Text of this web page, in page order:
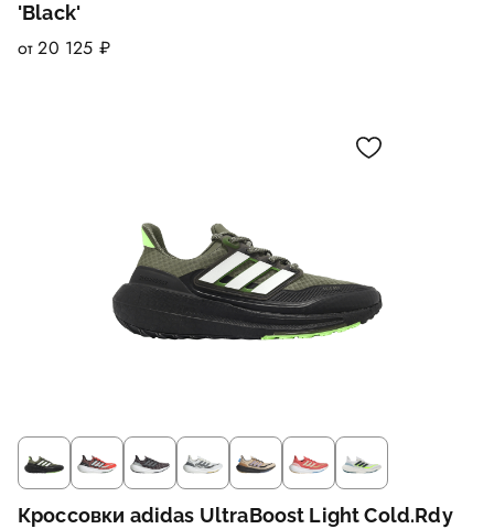
'Black'
от 20 125 ₽
Кроссовки adidas UltraBoost Light Cold.Rdy